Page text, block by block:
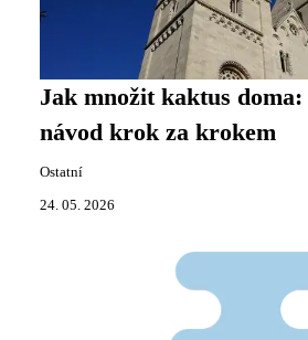
Jak množit kaktus
návod krok za krokem
Ostatní
24. 05. 2026